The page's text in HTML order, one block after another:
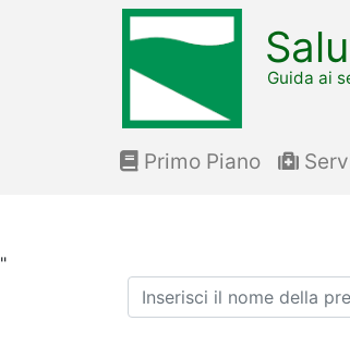
"
Guida ai
Primo Piano
Ricerca